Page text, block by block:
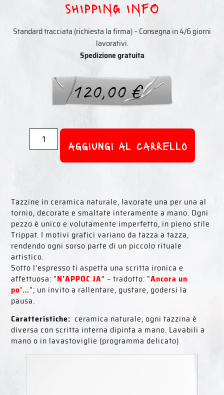
sHIPPING INFO
Standard tracciata (richiesta la firma) – Consegna in 4/6 giorni
lavorativi.
Spedizionegratuita
120,00€
aggiungi al carrello
Tazzine in ceramica naturale, lavorate una per una al
tornio, decorate e smaltate interamente a mano. Ogni
pezzo è unico e volutamente imperfetto, in pieno stile
Trippat. I motivi grafici variano da tazza a tazza,
rendendo ogni sorso parte di un piccolo rituale
artistico.
Sotto l’espresso ti aspetta una scritta ironica e
affettuosa: “N’APPOC JA” – tradotto: “Ancora un
po’…“; un invito a rallentare, gustare, godersi la
pausa.
Caratteristiche: ceramica naturale, ogni tazzina è
diversa con scritta interna dipinta a mano. Lavabili a
mano o in lavastoviglie (programma delicato)